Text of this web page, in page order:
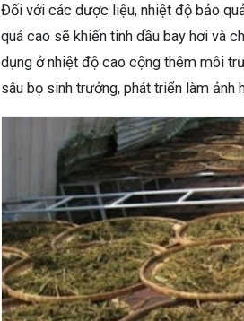
Đối với các dược liệu, nhiệt độ bảo
quá cao sẽ khiến tinh dầu bay hơi và
dụng ở nhiệt độ cao cộng thêm môi
sâu bọ sinh trưởng, phát triển làm